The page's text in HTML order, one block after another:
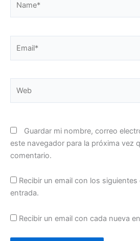
Guardar mi nombre, correo
este navegador para la próxima vez
comentario.
Recibir un email con los
entrada.
Recibir un email con cada nueva